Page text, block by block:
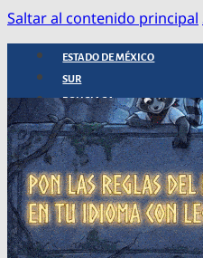
Saltar al contenido principal
ESTADO DE MÉXICO
SUR
POLICIACA
NACIONAL
INTERNACIONAL
ARTE, CIENCIA Y TECNOLOGÍA
COLUMNAS
BAJO LA LUPA
RASTROS Y ROSTROS